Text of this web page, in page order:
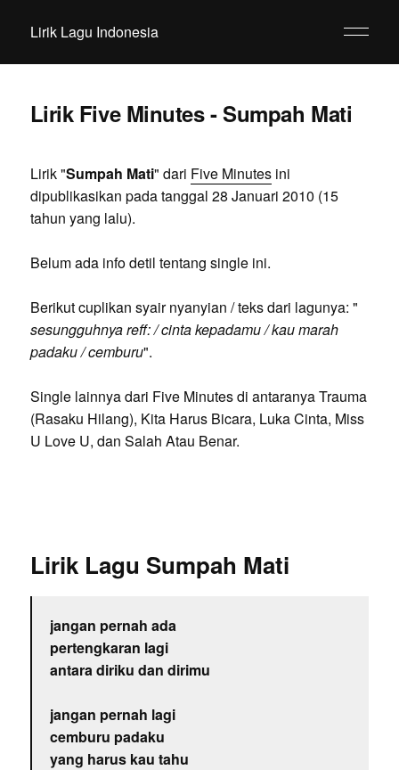
Lirik Lagu Indonesia
Lirik Five Minutes - Sumpah Mati
Lirik "Sumpah Mati" dari Five Minutesini
dipublikasikan pada tanggal 28 Januari 2010 (15
tahun yang lalu).
Belum ada info detil tentang single ini.
Berikut cuplikan syair nyanyian / teks dari lagunya: "
sesungguhnya reff: / cinta kepadamu / kau marah
padaku / cemburu".
Single lainnya dari Five Minutes di antaranya Trauma
(Rasaku Hilang), Kita Harus Bicara, Luka Cinta, Miss
U Love U, dan Salah Atau Benar.
Lirik Lagu Sumpah Mati
jangan pernah ada
pertengkaran lagi
antara diriku dan dirimu
jangan pernah lagi
cemburu padaku
yang harus kau tahu